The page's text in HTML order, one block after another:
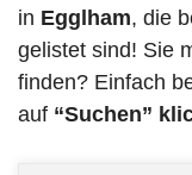
in Egglham, die
gelistet sind! Sie
finden? Einfach
auf “Suchen”